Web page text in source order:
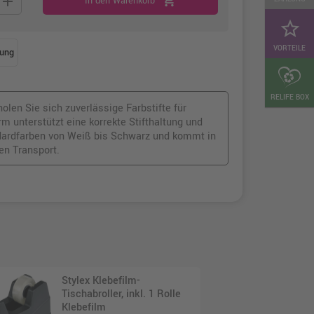
star_border
VORTEILE
RELIFE BOX
Sie sich zuverlässige Farbstifte für
unterstützt eine korrekte Stifthaltung und
von Weiß bis Schwarz und kommt in
Transport.
Stylex Klebefilm-
Tischabroller, inkl. 1 Rolle
Klebefilm